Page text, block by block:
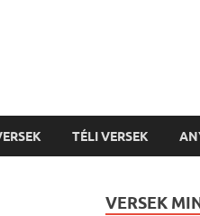
TÉLI VERSEK
VERSEK